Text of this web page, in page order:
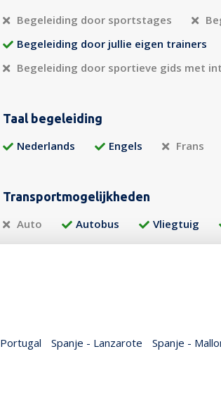
Begeleiding door sportstages
Begeleiding door jullie eigen trainers
Begeleiding door sportieve gids met
Taal begeleiding
Nederlands
Engels Frans
Transportmogelijkheden
Auto
Autobus Vliegtuig
Portugal Spanje - Lanzarote
Spanje -